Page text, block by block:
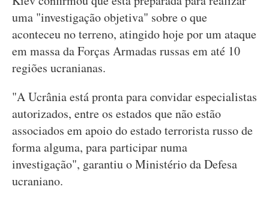
uma "investigação objetiva" sobre o que
aconteceu no terreno, atingido hoje por um ataque
em massa da Forças Armadas russas em até 10
regiões ucranianas.
"A Ucrânia está pronta para convidar especialistas
autorizados, entre os estados que não estão
associados em apoio do estado terrorista russo de
forma alguma, para participar numa
investigação", garantiu o Ministério da Defesa
ucraniano.